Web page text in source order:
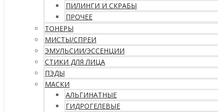
ПИЛИНГИ И СКРАБЫ
ПРОЧЕЕ
ТОНЕРЫ
МИСТЫ/СПРЕИ
ЭМУЛЬСИИ/ЭССЕНЦИИ
СТИКИ ДЛЯ ЛИЦА
ПЭДЫ
МАСКИ
АЛЬГИНАТНЫЕ
ГИДРОГЕЛЕВЫЕ